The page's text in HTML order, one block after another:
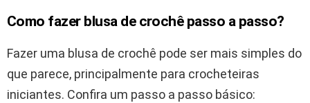
Como fazer blusa de crochê passo a passo?
Fazer uma blusa de crochê pode ser mais simples do
que parece, principalmente para crocheteiras
iniciantes. Confira um passo a passo básico: